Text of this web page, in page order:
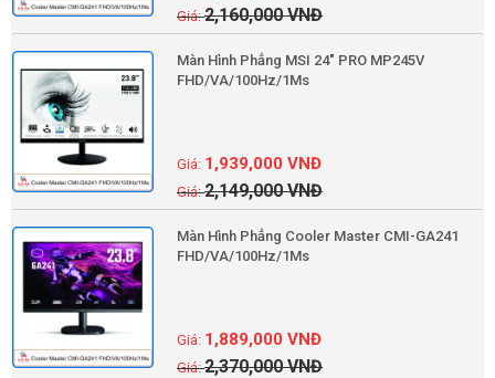
2,160,000VNĐ
Màn Hình Phẳng MSI 24" PRO MP245V
FHD/VA/100Hz/1Ms
2,149,000VNĐ
1,939,000VNĐ
Màn Hình Phẳng Cooler Master CMI-GA241
FHD/VA/100Hz/1Ms
2,370,000VNĐ
1,889,000VNĐ